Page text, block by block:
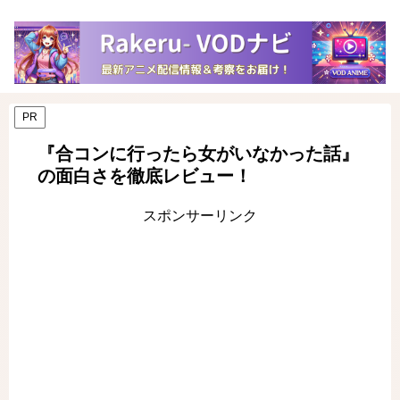
PR
『合コンに行ったら女がいなかった話』
の面白さを徹底レビュー！
スポンサーリンク